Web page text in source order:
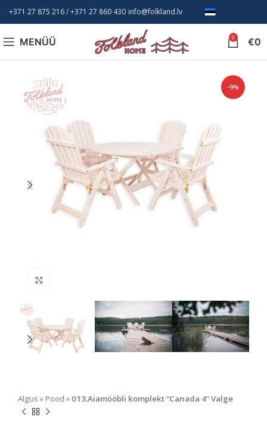
+371 27 875 216/ +371 27 860 430 info@folkland.lv ET
MENÜÜ 0 €0
-9%
Algus » Pood » 013.Aiamööbli komplekt “Canada 4” Valge